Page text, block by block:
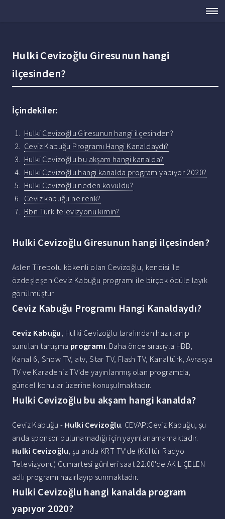
Hulki Cevizoğlu Giresunun hangi
ilçesinden?
İçindekiler:
Hulki Cevizoğlu Giresunun hangi ilçesinden?
Ceviz Kabuğu Programı Hangi Kanaldaydı?
Hulki Cevizoğlu bu akşam hangi kanalda?
Hulki Cevizoğlu hangi kanalda program yapıyor 2020?
Hulki Cevizoğlu neden kovuldu?
Ceviz kabuğu ne renk?
Bbn Türk televizyonu kimin?
Hulki Cevizoğlu Giresunun hangi ilçesinden?
Aslen Tirebolu kökenli olan Cevizoğlu, kendisi ile
özdeşleşen Ceviz Kabuğu programı ile birçok ödüle layık
görülmüştür.
Ceviz Kabuğu Programı Hangi Kanaldaydı?
Ceviz Kabuğu, Hulki Cevizoğlu tarafından hazırlanıp
sunulan tartışma programı. Daha önce sırasıyla HBB,
Kanal 6, Show TV, atv, Star TV, Flash TV, Kanaltürk, Avrasya
TV ve Karadeniz TV'de yayınlanmış olan programda,
güncel konular üzerine konuşulmaktadır.
Hulki Cevizoğlu bu akşam hangi kanalda?
Ceviz Kabuğu - Hulki Cevizoğlu. CEVAP:Ceviz Kabuğu, şu
anda sponsor bulunamadığı için yayınlanamamaktadır.
Hulki Cevizoğlu, şu anda KRT TV'de (Kültür Radyo
Televizyonu) Cumartesi günleri saat 22:00'de AKIL ÇELEN
adlı programı hazırlayıp sunmaktadır.
Hulki Cevizoğlu hangi kanalda program
yapıyor 2020?